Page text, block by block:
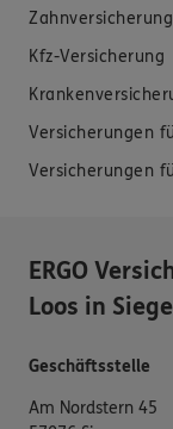
Kfz-Versicherung
Versicherungen
Versicherungen
ERGO
Loos in
Geschäftsstelle
Am Nordstern 45